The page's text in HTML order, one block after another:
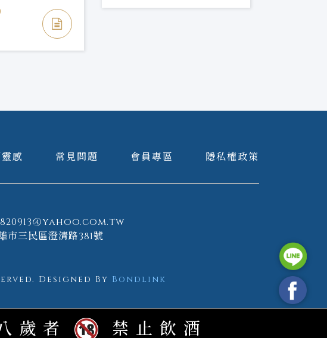
- ODE TO
SHERRY
感 常見問題 會員專區 隱私權政策
市三民區澄清路381號
Designed By Bondlink
歲者 禁止飲酒